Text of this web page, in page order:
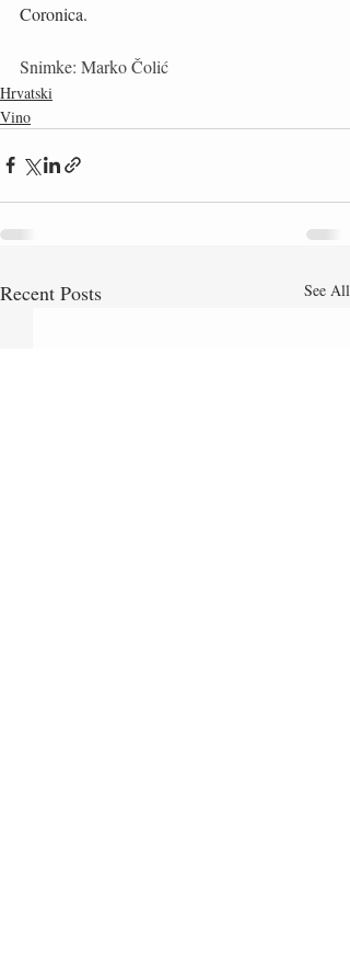
Coronica.
Snimke: Marko Čolić
Hrvatski
Vino
Recent Posts See All